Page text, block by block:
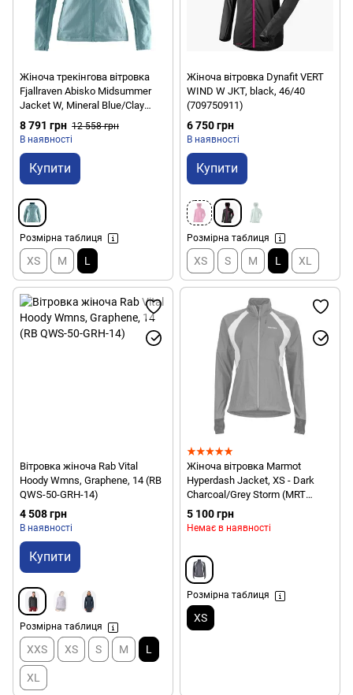
Жіноча трекінгова вітровка
Fjallraven Abisko Midsummer
Jacket W, Mineral Blue/Clay
Blue, L (7323450601331)
8 791 грн 12 558 грн
В наявності
Купити
Розмірна таблиця
XS M L
Жіноча вітровка Dynafit VERT
WIND W JKT, black, 46/40
(709750911)
6 750 грн
В наявності
Купити
Розмірна таблиця
XS S M L XL
Вітровка жіноча Rab Vital
Hoody Wmns, Graphene, 14 (RB
QWS-50-GRH-14)
4 508 грн
В наявності
Купити
Розмірна таблиця
XXS XS S M L
XL
Жіноча вітровка Marmot
Hyperdash Jacket, XS - Dark
Charcoal/Grey Storm (MRT
59510.1891-XS)
5 100 грн
Немає в наявності
Розмірна таблиця
XS